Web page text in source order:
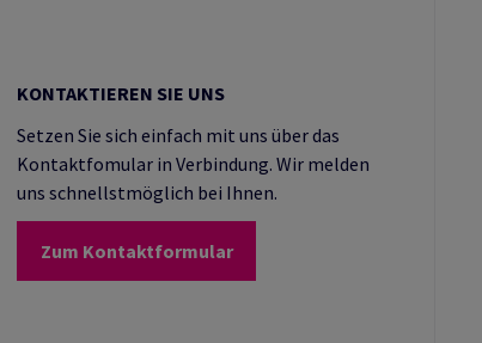
KONTAKTIEREN SIE UNS
Setzen Sie sich einfach mit uns über das
Kontaktfomular in Verbindung. Wir melden
uns schnellstmöglich bei Ihnen.
Zum Kontaktformular